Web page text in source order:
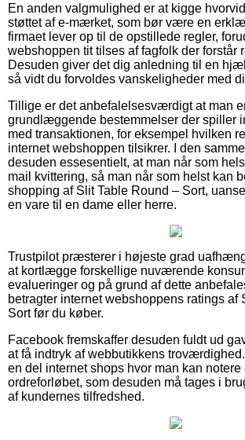
En anden valgmulighed er at kigge
støttet af e-mærket, som bør være en
firmaet lever op til de opstillede regler,
webshoppen tit tilses af fagfolk der forstår
Desuden giver det dig anledning til en
så vidt du forvoldes vanskeligheder med
Tillige er det anbefalelsesværdigt at man
grundlæggende bestemmelser der spiller
med transaktionen, for eksempel hvilken
internet webshoppen tilsikrer. I den
desuden essesentielt, at man når som
mail kvittering, så man når som helst kan
shopping af Slit Table Round – Sort,
en vare til en dame eller herre.
Trustpilot præsterer i højeste grad
at kortlægge forskellige nuværende
evalueringer og på grund af dette
betragter internet webshoppens ratings af
Sort før du køber.
Facebook fremskaffer desuden fuldt ud
at få indtryk af webbutikkens
en del internet shops hvor man kan notere
ordreforløbet, som desuden må tages i
af kundernes tilfredshed.